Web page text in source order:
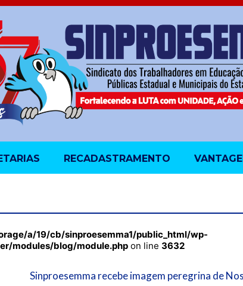
RECADASTRAMENTO
a/19/cb/sinproesemma1/public_html/wp-
modules/blog/module.php on line 3632
Sinproesemma recebe imagem peregrina de